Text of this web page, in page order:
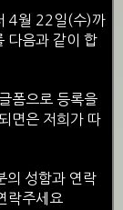
4월 22일(수)까
다음과 같이 합
폼으로 등록을
면은 저희가 따
의 성함과 연락
락주세요